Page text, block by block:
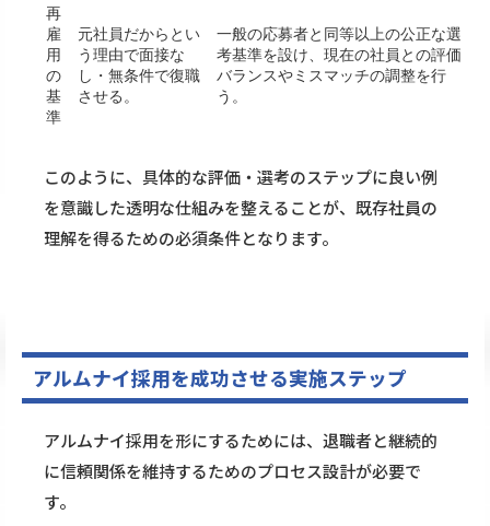
再
雇
用
の
基
準
元社員だからとい
う理由で面接な
し・無条件で復職
させる。
一般の応募者と同等以上の公正な選
考基準を設け、現在の社員との評価
バランスやミスマッチの調整を行
う。
このように、具体的な評価・選考のステップに良い例
を意識した透明な仕組みを整えることが、既存社員の
理解を得るための必須条件となります。
アルムナイ採用を成功させる実施ステップ
アルムナイ採用を形にするためには、退職者と継続的
に信頼関係を維持するためのプロセス設計が必要で
す。